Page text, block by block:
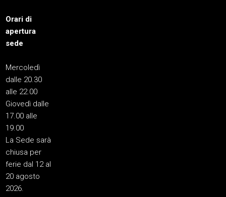
Orari di
apertura
sede
Mercoledì
dalle 20.30
alle 22.00
Giovedì dalle
17.00 alle
19.00
La Sede sarà
chiusa per
ferie dal 12 al
20 agosto
2026.